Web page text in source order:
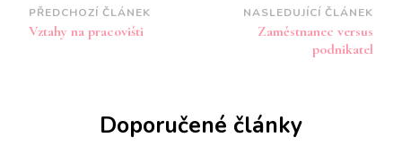
Navigace
příspěvku
PŘEDCHOZÍ ČLÁNEK
Vztahy na pracovišti
NASLEDUJÍCÍ ČLÁNEK
Zaměstnanec versus
podnikatel
Doporučené články